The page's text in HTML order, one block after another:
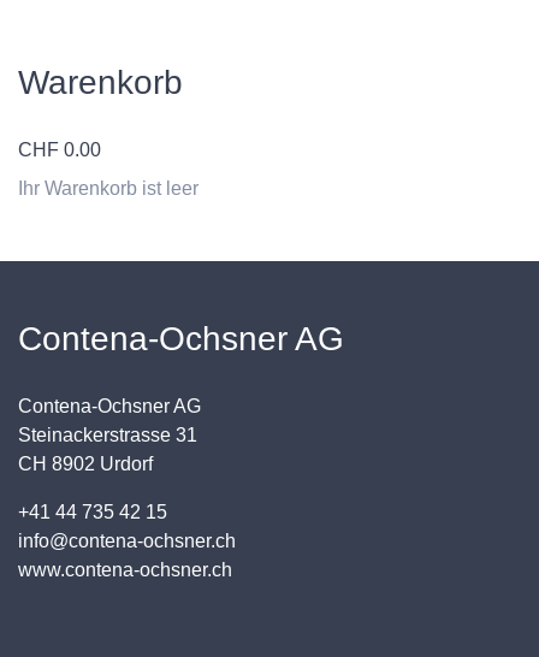
Warenkorb
CHF 0.00
Ihr Warenkorb ist leer
Contena-Ochsner AG
Contena-Ochsner AG
Steinackerstrasse 31
CH 8902 Urdorf
+41 44 735 42 15
info@contena-ochsner.ch
www.contena-ochsner.ch